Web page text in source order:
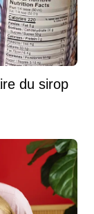
du sirop